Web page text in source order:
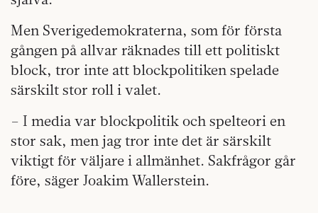
Men Sverigedemokraterna, som för första
gången på allvar räknades till ett politiskt
block, tror inte att blockpolitiken spelade
särskilt stor roll i valet.
– I media var blockpolitik och spelteori en
stor sak, men jag tror inte det är särskilt
viktigt för väljare i allmänhet. Sakfrågor går
före, säger Joakim Wallerstein.